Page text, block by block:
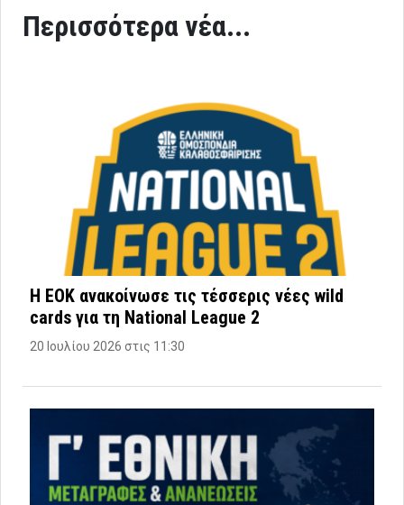
Περισσότερα νέα...
Η ΕΟΚ ανακοίνωσε τις τέσσερις νέες wild
cards για τη National League 2
20 Ιουλίου 2026 στις 11:30